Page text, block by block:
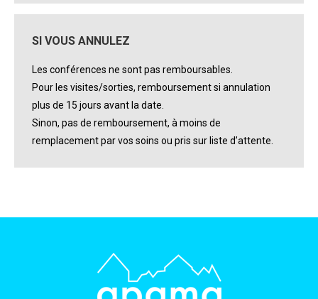
SI VOUS ANNULEZ
Les conférences ne sont pas remboursables.
Pour les visites/sorties, remboursement si annulation
plus de 15 jours avant la date.
Sinon, pas de remboursement, à moins de
remplacement par vos soins ou pris sur liste d’attente.